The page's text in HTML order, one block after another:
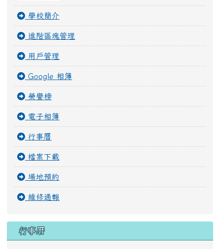
學校簡介
進階區塊管理
用戶管理
Google 相簿
榮譽榜
電子相簿
行事曆
檔案下載
場地預約
維修通報
行事曆